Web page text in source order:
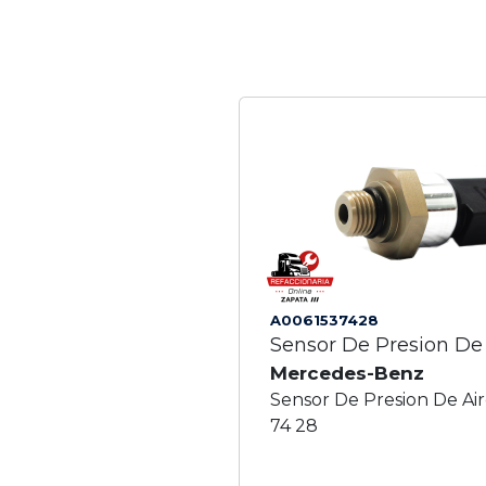
A0061537428
Sensor De Presion
Mercedes-Benz
Sensor De Presion De
74 28